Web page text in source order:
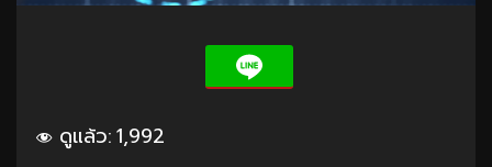
ดูแล้ว:1,992